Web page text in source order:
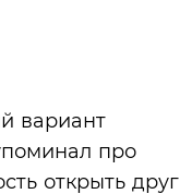
вариант
про
открыть друг